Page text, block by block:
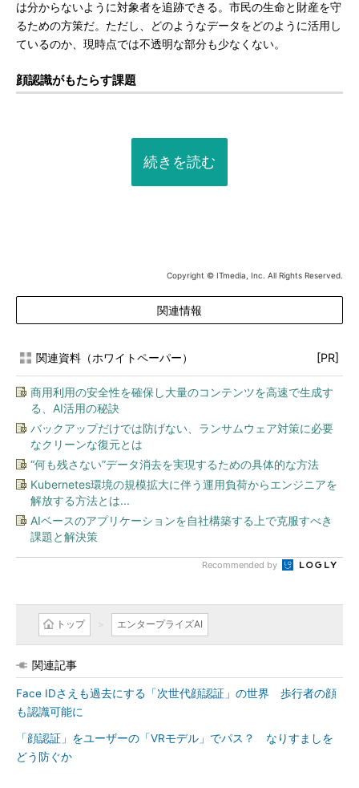
は分からないように対象者を追跡できる。市民の生命と財産を守
るための方策だ。ただし、どのようなデータをどのように活用し
ているのか、現時点では不透明な部分も少なくない。
顔認識がもたらす課題
続きを読む
Copyright © ITmedia, Inc. All Rights Reserved.
関連情報
関連資料（ホワイトペーパー） [PR]
商用利用の安全性を確保し大量のコンテンツを高速で生成す
る、AI活用の秘訣
バックアップだけでは防げない、ランサムウェア対策に必要
なクリーンな復元とは
“何も残さない”データ消去を実現するための具体的な方法
Kubernetes環境の規模拡大に伴う運用負荷からエンジニアを
解放する方法とは...
AIベースのアプリケーションを自社構築する上で克服すべき
課題と解決策
Recommended by
トップ エンタープライズAI
関連記事
Face IDさえも過去にする「次世代顔認証」の世界 歩行者の顔
も認識可能に
「顔認証」をユーザーの「VRモデル」でパス？ なりすましを
どう防ぐか